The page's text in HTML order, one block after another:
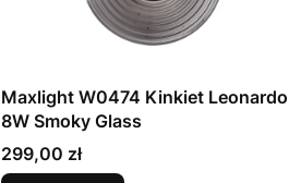
Maxlight W0474 Kinkiet Leonardo
8W Smoky Glass
Cena
299,00 zł